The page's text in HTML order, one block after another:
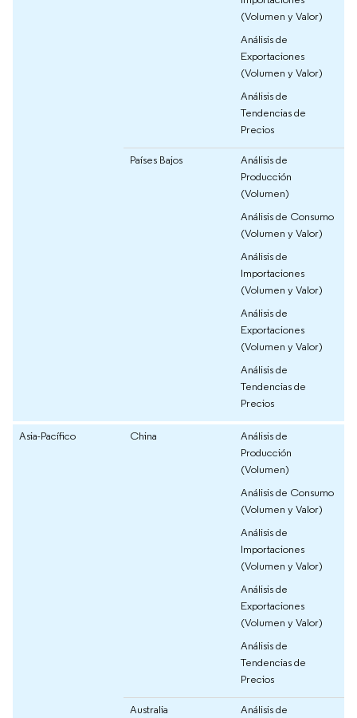
(Volumen y Valor)
Análisis de
Exportaciones
(Volumen y Valor)
Análisis de
Tendencias de
Precios
Países Bajos
Análisis de
Producción
(Volumen)
Análisis de Consumo
(Volumen y Valor)
Análisis de
Importaciones
(Volumen y Valor)
Análisis de
Exportaciones
(Volumen y Valor)
Análisis de
Tendencias de
Precios
Asia-Pacífico China
Análisis de
Producción
(Volumen)
Análisis de Consumo
(Volumen y Valor)
Análisis de
Importaciones
(Volumen y Valor)
Análisis de
Exportaciones
(Volumen y Valor)
Análisis de
Tendencias de
Precios
Australia
Análisis de